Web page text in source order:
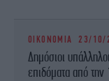
ΟΙΚΟΝΟΜΙΑ 23/10/
Δημόσιοι
επιδόματα από την